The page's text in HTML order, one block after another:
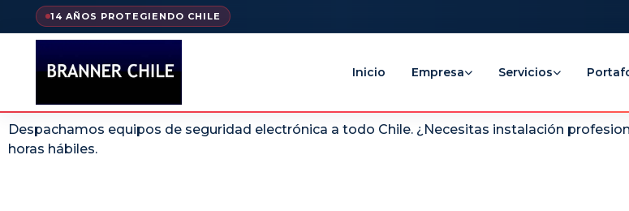
14 AÑOS PROTEGIENDO CHILE
Inicio Empresa Servicios
Despachamos equipos de seguridad electrónica a todo Chile. ¿Necesitas instalación
horas hábiles.